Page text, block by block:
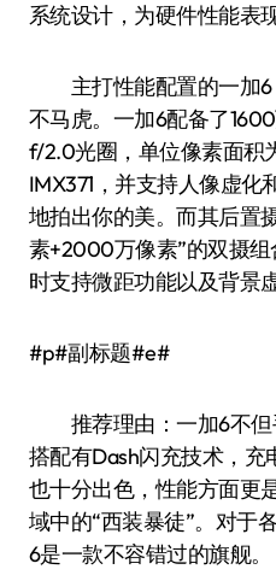
系统设计，为硬件性能表
主打性能配置的一加6
不马虎。一加6配备了
f/2.0光圈，单位像素面积
IMX371，并支持人像虚
地拍出你的美。而其后置
素+2000万像素”的双摄组
时支持微距功能以及背景
#p#副标题#e#
推荐理由：一加6不但
搭配有Dash闪充技术，
也十分出色，性能方面更
域中的“西装暴徒”。对于
6是一款不容错过的旗舰。